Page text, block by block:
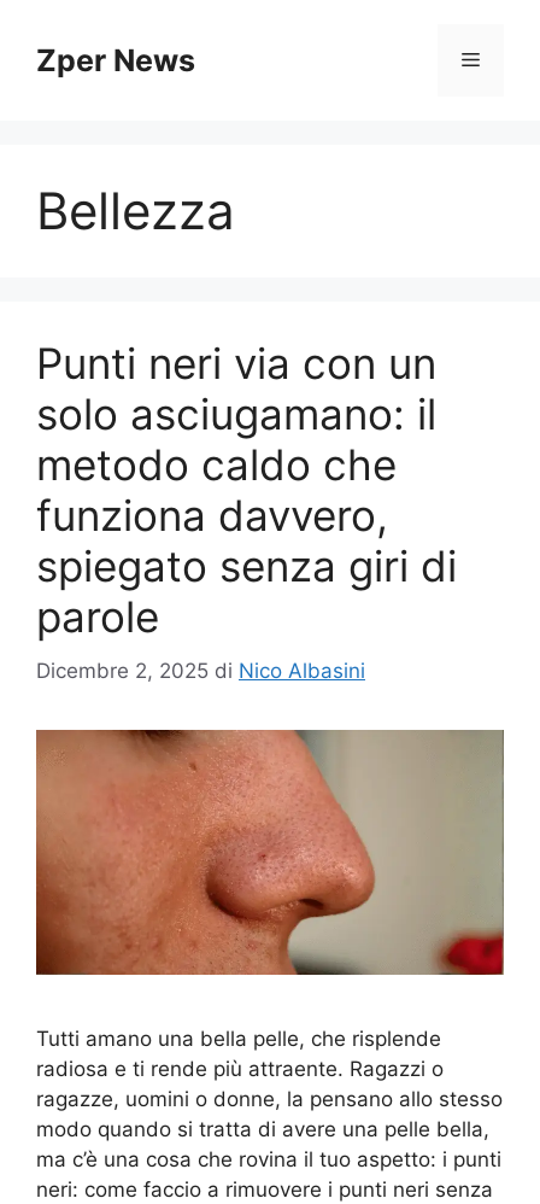
contenuto
Zper News Menu
Bellezza
Punti neri via con un
solo asciugamano: il
metodo caldo che
funziona davvero,
spiegato senza giri di
parole
Dicembre 2, 2025 di Nico Albasini
Tutti amano una bella pelle, che risplende
radiosa e ti rende più attraente. Ragazzi o
ragazze, uomini o donne, la pensano allo stesso
modo quando si tratta di avere una pelle bella,
ma c’è una cosa che rovina il tuo aspetto: i punti
neri: come faccio a rimuovere i punti neri senza